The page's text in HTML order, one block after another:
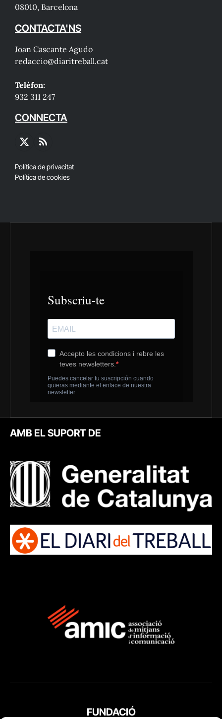
08010, Barcelona
CONTACTA'NS
Joan Cascante Agudo
redaccio@diaritreball.cat
Telèfon:
932 311 247
CONNECTA
X
RSS
Política de privacitat
Política de cookies
AMB EL SUPORT DE
FUNDACIÓ